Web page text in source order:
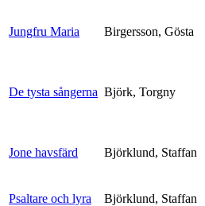
Jungfru Maria Birgersson, Gösta
De tysta sångerna Björk, Torgny
Jone havsfärd Björklund, Staffan
Psaltare och lyra Björklund, Staffan